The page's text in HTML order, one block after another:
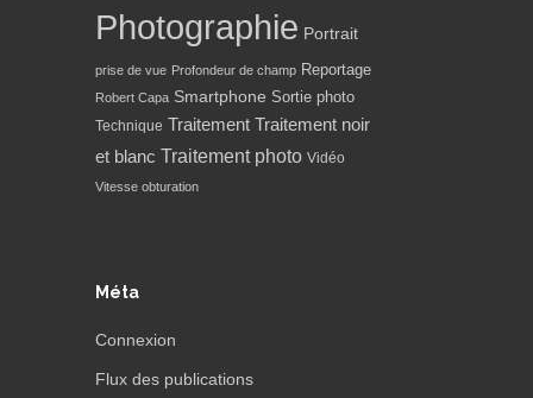
Photographie Portrait
prise de vue Profondeur de champ Reportage
Robert Capa Smartphone Sortie photo
Technique Traitement Traitement noir
et blanc Traitement photo Vidéo
Vitesse obturation
Méta
Connexion
Flux des publications